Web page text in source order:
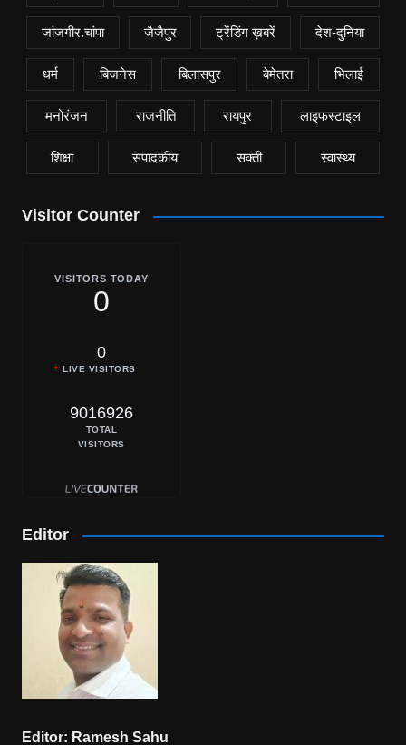
जांजगीर.चांपा जैजैपुर ट्रेंडिंग ख़बरें देश-दुनिया
धर्म बिजनेस बिलासपुर बेमेतरा भिलाई
मनोरंजन राजनीति रायपुर लाइफस्टाइल
शिक्षा संपादकीय सक्ती स्वास्थ्य
Visitor Counter
VISITORS TODAY
0
0
LIVE VISITORS
9016926
TOTAL
VISITORS
Editor
Editor: Ramesh Sahu